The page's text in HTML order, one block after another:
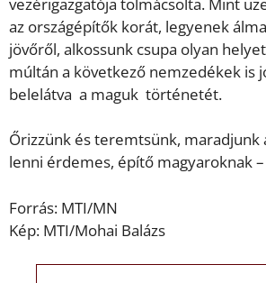
az országépítők korát, legyenek
jövőről, alkossunk csupa olyan
múltán a következő nemzedékek is
belelátva a maguk történetét.
Őrizzünk és teremtsünk, maradjunk
lenni érdemes, építő magyaroknak
Forrás: MTI/MN
Kép: MTI/Mohai Balázs